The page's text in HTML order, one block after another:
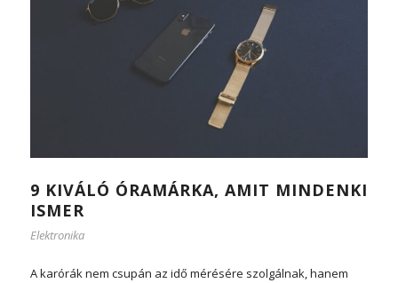
9 KIVÁLÓ ÓRAMÁRKA, AMIT MINDENKI
ISMER
Elektronika
A karórák nem csupán az idő mérésére szolgálnak, hanem